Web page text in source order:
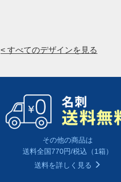
< すべてのデザインを見る
その他の商品は
送料全国770円/税込（1箱）
送料を詳しく見る